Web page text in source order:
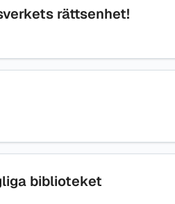
rättsenhet!
biblioteket